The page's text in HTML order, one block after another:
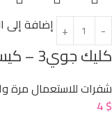
إضافة إلى
كليك جوي3 – كيس 5 شفرات
شفرات للاستعمال مرة
4$